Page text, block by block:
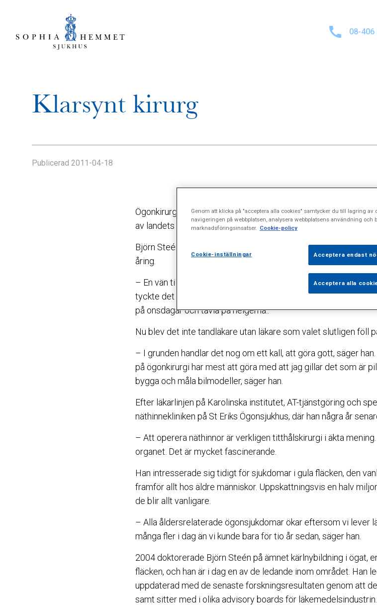
08-406
Klarsynt kirurg
Publicerad 2011-04-18
Ögonkirurgen Björn Steén fick sin första träning i precision
av landets främste på näthinnekirurgi och sjukdomar i gula
Björn Steén är en av dem som tidigt valde yrkesbana. Han
åring.
– En vän till mina föräldrar var tandläkare och hade lagt upp
tyckte det verkade vara jättebra att bli tandläkare, för att då
på onsdagar och tävla på helgerna..
Nu blev det inte tandläkare utan läkare som valet slutligen föll
– I grunden handlar det nog om ett kall, att göra gott, säger
på ögonkirurgi har mest att göra med att jag gillar det som är
bygga och måla bilmodeller, säger han.
Efter läkarlinjen på Karolinska institutet, AT-tjänstgöring och
näthinnekliniken på St Eriks Ögonsjukhus, där han några år
– Att operera näthinnor är verkligen titthålskirurgi i äkta
organet. Det är mycket fascinerande.
Han intresserade sig tidigt för sjukdomar i gula fläcken, den
framför allt hos äldre människor. Uppskattningsvis en halv
de blir allt vanligare.
– Alla åldersrelaterade ögonsjukdomar ökar eftersom vi lever
många fler i dag än vi kunde bara för tio år sedan, säger han.
2004 doktorerade Björn Steén på ämnet kärlnybildning i ögat,
fläcken, och han är i dag en av de ledande inom området. Han
uppdaterad med de senaste forskningsresultaten genom att
samt sitter med i olika advisory boards för läkemedelsindustrin.
Genom att klicka på "acceptera alla cookies" samtycker du till lagring av
navigeringen på webbplatsen, analysera webbplatsens användning och
marknadsföringsinsatser. Cookie-policy
Cookie-inställningar Acceptera endast
Acceptera alla